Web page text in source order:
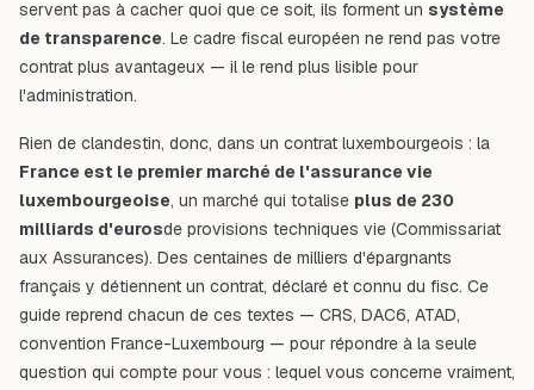
servent pas à cacher quoi que ce soit, ils forment un système
de transparence. Le cadre fiscal européen ne rend pas votre
contrat plus avantageux — il le rend plus lisible pour
l'administration.
Rien de clandestin, donc, dans un contrat luxembourgeois : la
France est le premier marché de l'assurance vie
luxembourgeoise, un marché qui totalise plus de 230
milliards d'eurosde provisions techniques vie (Commissariat
aux Assurances). Des centaines de milliers d'épargnants
français y détiennent un contrat, déclaré et connu du fisc. Ce
guide reprend chacun de ces textes — CRS, DAC6, ATAD,
convention France-Luxembourg — pour répondre à la seule
question qui compte pour vous : lequel vous concerne vraiment,